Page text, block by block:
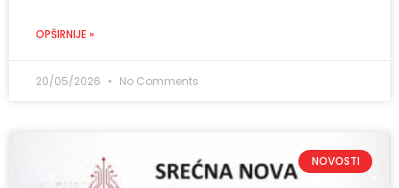
OPŠIRNIJE »
20/05/2026 No Comments
NOVOSTI